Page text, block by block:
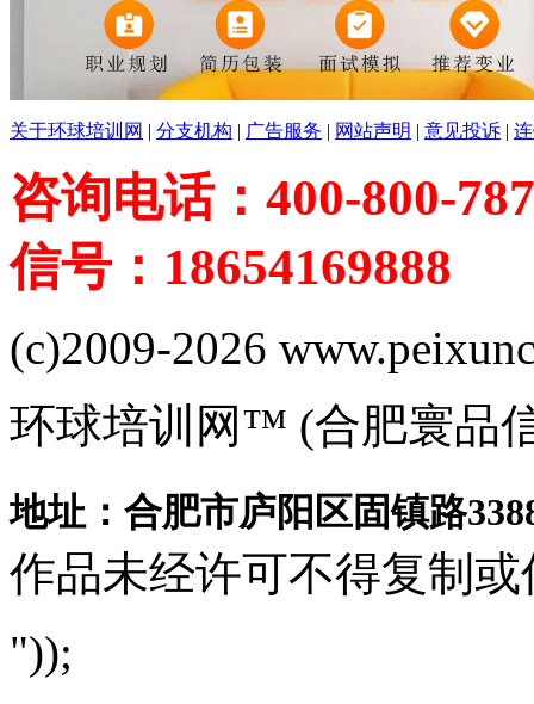
关于环球培训网 | 分支机构 | 广告服务 | 网站声明 | 意见投诉 |
咨询电话：400-800-
信号：18654169888
(c)2009-2026
环球培训网™ (合肥寰品
地址：合肥市庐阳区固镇路
作品未经许可不得复制或
"));